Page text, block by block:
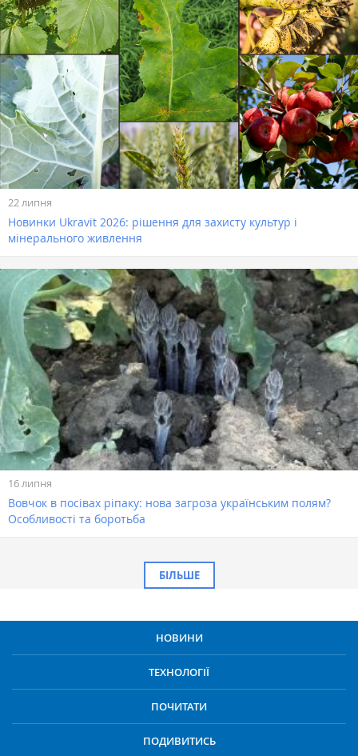
22 липня
Новинки Ukravit 2026: рішення для захисту культур і
мінерального живлення
16 липня
Вовчок в посівах ріпаку: нова загроза українським полям?
Особливості та боротьба
БІЛЬШЕ
НОВИНИ
ТЕХНОЛОГІЇ
ПОЧИТАТИ
ПОДИВИТИСЬ